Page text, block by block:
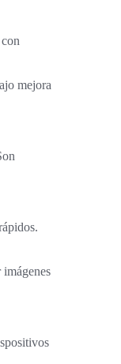
mejora